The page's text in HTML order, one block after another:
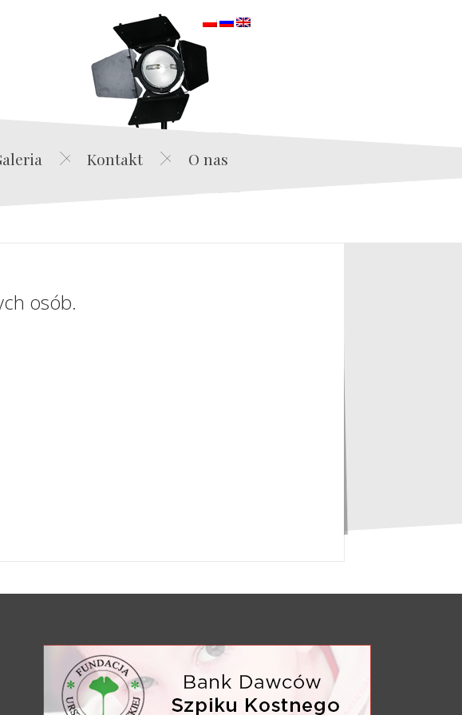
Edwin Film Agencja Aktorska
Kontakt O nas
osób.